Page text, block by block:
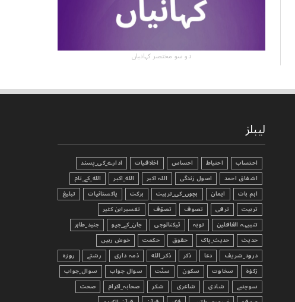
دو سو مختصر کہانیاں
لیبلز
احتساب احتیاط احساس اخلاقیات
ادارے_کی_پسند
اشفاق احمد
اصول زندگی اللہ اکبر الله_اکبر
الله_کے_نام
اہم بات
ایمان بچوں_کی_تربیت برکت پاکستانیات
تبليغ
تربیت
ترقی تصوف تصوّف
تفسیرابن کثیر
تنبیہہ الغافلین
توبہ ٹیکنالوجی جان_کے_جیو
جنید_طاہر
حدیث
حدیث_پاک حقوق حکمت
خوش رہیں
درود_شریف
دعا ذکر ذکر_الله ذمہ داری رشتے
روزہ
زکوٰۃ
سخاوت سکون سنّت سوال جواب
سوال_جواب
سوچئیے
شادی شاعری شکر صحابہ_اکرام
صحت